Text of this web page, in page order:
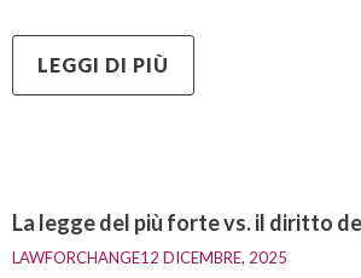
LEGGI DI PIÙ
La legge del più forte vs. il diritto
LAWFORCHANGE12 DICEMBRE, 2025